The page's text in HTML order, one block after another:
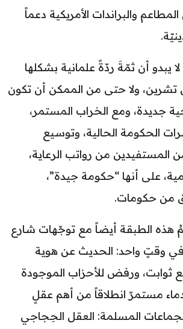
والبراندات الأمريكية دعماً
يبدو أن ثمّةَ ردّةً علمانية بشكلها
تشرين، ولا حتى من الممكن أن تكون
جديدة، ومع الخراب المستمر،
الحكومة الحالية، وتوسيع
المستفيدين من رواتب الرعاية،
على أنها “حكومة جيدة”،
من حكومات.
هذه الطبقة أيضاً مع توجّهات شارع
في وقتٍ واحد: الحديث عن هوية
ثوابت، ورفض للأحزاب الموجودة
مستمرّ انطلاقاً من أهم عقلٍ
المسلمة: العقل الحِجاجي